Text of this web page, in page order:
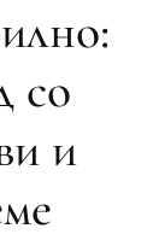
со
и